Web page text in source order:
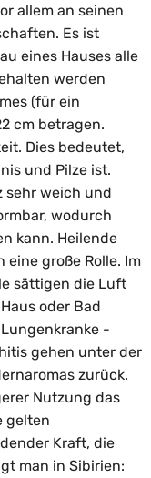
allem an seinen
Es ist
eines Hauses alle
werden
(für ein
cm betragen.
Dies bedeutet,
und Pilze ist.
sehr weich und
wodurch
kann. Heilende
große Rolle. Im
sättigen die Luft
oder Bad
-
gehen unter der
zurück.
Nutzung das
gelten
Kraft, die
man in Sibirien: